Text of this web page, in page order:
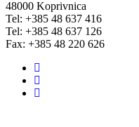
48000 Koprivnica
Tel: +385 48 637 416
Tel: +385 48 637 126
Fax: +385 48 220 626